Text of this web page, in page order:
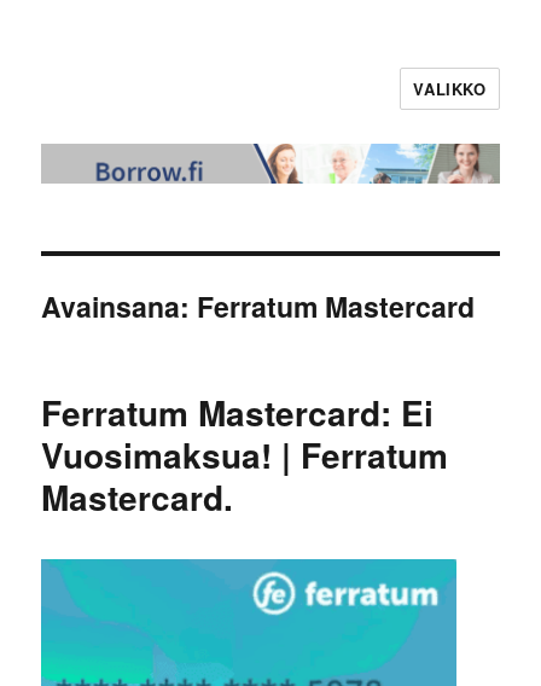
VALIKKO
Avainsana: Ferratum Mastercard
Ferratum Mastercard: Ei
Vuosimaksua! | Ferratum
Mastercard.